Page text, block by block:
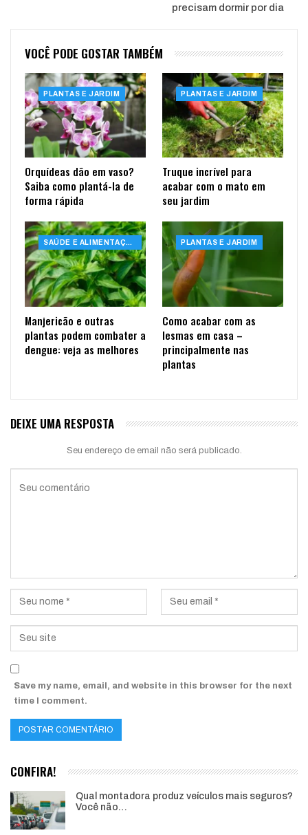
precisam dormir por dia
VOCÊ PODE GOSTAR TAMBÉM
PLANTAS E JARDIM
Orquídeas dão em vaso?
Saiba como plantá-la de
forma rápida
PLANTAS E JARDIM
Truque incrível para
acabar com o mato em
seu jardim
SAÚDE E ALIMENTAÇÃO
Manjericão e outras
plantas podem combater a
dengue: veja as melhores
PLANTAS E JARDIM
Como acabar com as
lesmas em casa –
principalmente nas
plantas
DEIXE UMA RESPOSTA
Seu endereço de email não será publicado.
Save my name, email, and website in this browser for the next
time I comment.
CONFIRA!
Qual montadora produz veículos mais seguros?
Você não…